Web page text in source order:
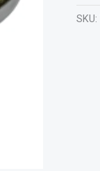
SKU: